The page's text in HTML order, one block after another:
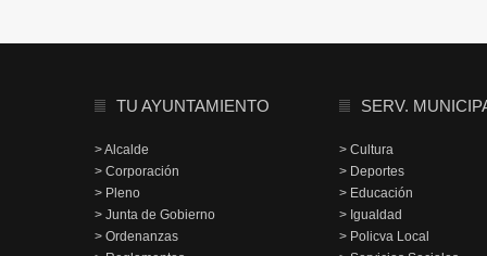
TU AYUNTAMIENTO
> Alcalde
> Corporación
> Pleno
> Junta de Gobierno
> Ordenanzas
SERV.
> Cultura
> Deportes
> Educación
> Igualdad
> Policva Local